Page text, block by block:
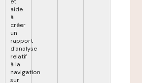
aide
à
créer
un
rapport
d'analyse
relatif
à la
navigation
sur